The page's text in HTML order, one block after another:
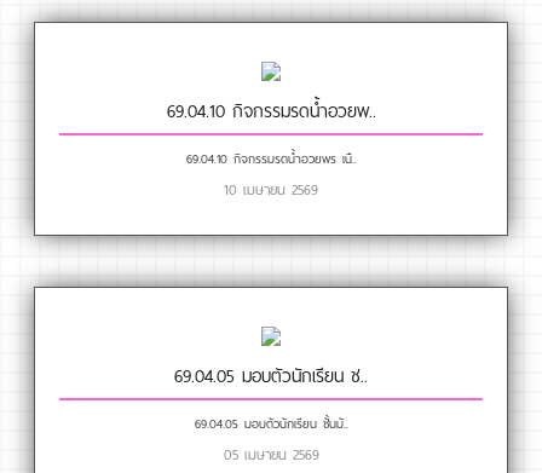
69.04.10 กิจกรรมรดน้ำอวยพ..
69.04.10 กิจกรรมรดน้ำอวยพร เนื..
10 เมษายน 2569
69.04.05 มอบตัวนักเรียน ช..
69.04.05 มอบตัวนักเรียน ชั้นมั..
05 เมษายน 2569